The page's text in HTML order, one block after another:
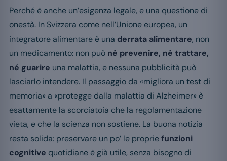
Perché è anche un’esigenza legale, e una questione di
onestà. In Svizzera come nell’Unione europea, un
integratore alimentare è una derrata alimentare, non
un medicamento: non può né prevenire, né trattare,
né guarire una malattia, e nessuna pubblicità può
lasciarlo intendere. Il passaggio da «migliora un test di
memoria» a «protegge dalla malattia di Alzheimer» è
esattamente la scorciatoia che la regolamentazione
vieta, e che la scienza non sostiene. La buona notizia
resta solida: preservare un po’ le propriefunzioni
cognitive quotidiane è già utile, senza bisogno di